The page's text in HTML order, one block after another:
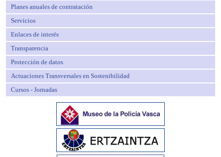
Planes anuales de contratación
Servicios
Enlaces de interés
Transparencia
Protección de datos
Actuaciones Transversales en Sostenibilidad
Cursos - Jornadas